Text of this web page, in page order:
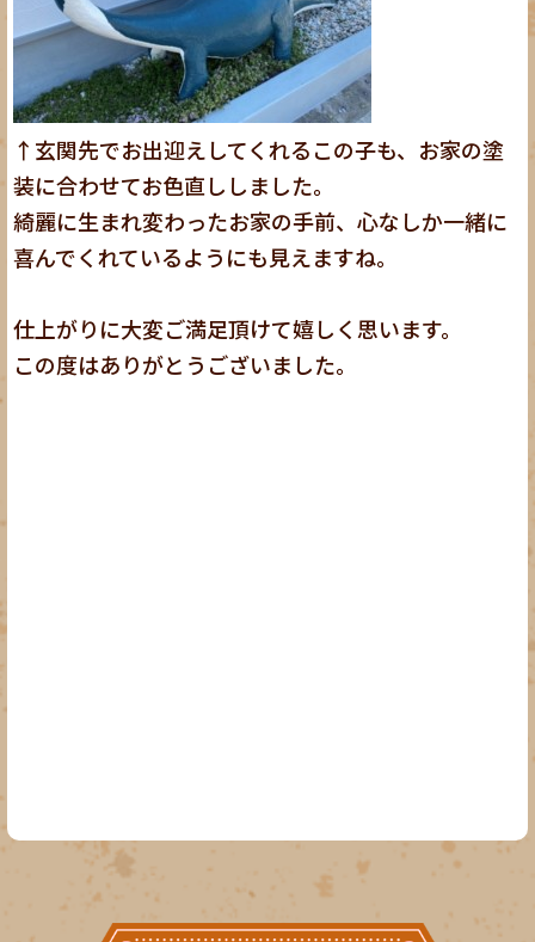
↑玄関先でお出迎えしてくれるこの子も、お家の塗
装に合わせてお色直ししました。
綺麗に生まれ変わったお家の手前、心なしか一緒に
喜んでくれているようにも見えますね。
仕上がりに大変ご満足頂けて嬉しく思います。
この度はありがとうございました。